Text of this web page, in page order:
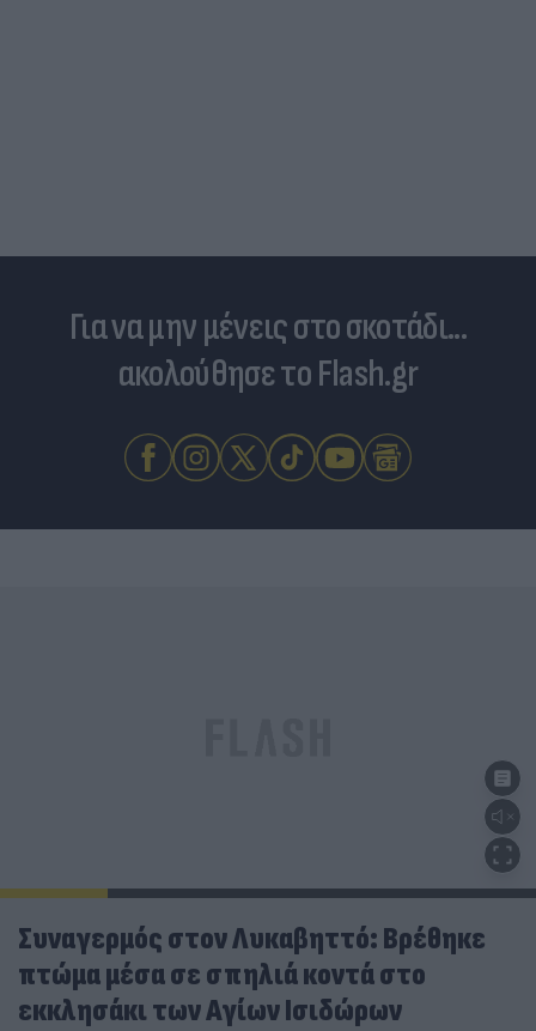
Για να μην μένεις στο σκοτάδι...
ακολούθησε το Flash.gr
Συναγερμός στον Λυκαβηττό: Βρέθηκε
πτώμα μέσα σε σπηλιά κοντά στο
εκκλησάκι των Αγίων Ισιδώρων